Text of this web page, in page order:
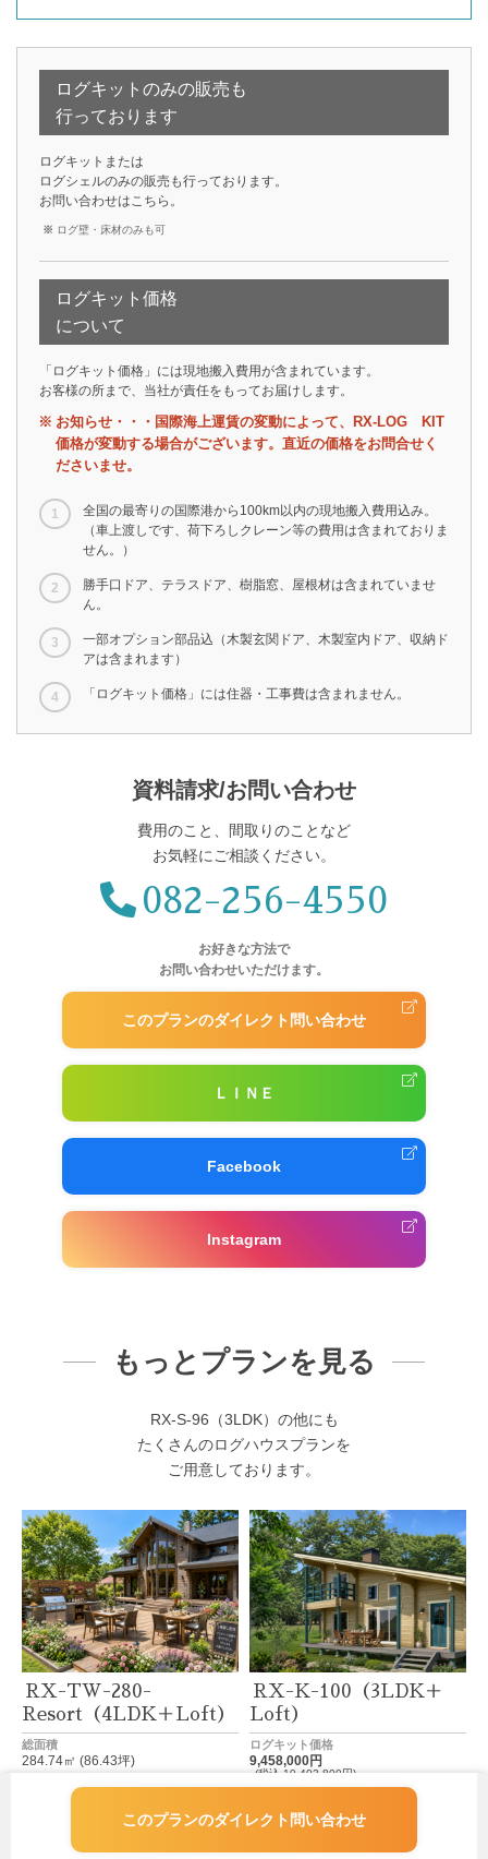
ログキットのみの販売も
行っております
ログキットまたは
ログシェルのみの販売も行っております。
お問い合わせは こちら 。
ログ壁・床材のみも可
ログキット価格
について
「ログキット価格」には現地搬入費用が含まれています。
お客様の所まで、当社が責任をもってお届けします。
お知らせ・・・国際海上運賃の変動によって、RX-LOG KIT
価格が変動する場合がございます。直近の価格をお問合せく
ださいませ。
全国の最寄りの国際港から100km以内の現地搬入費用込み。
（車上渡しです、荷下ろしクレーン等の費用は含まれておりま
せん。）
勝手口ドア、テラスドア、樹脂窓、屋根材は含まれていませ
ん。
一部オプション部品込（木製玄関ドア、木製室内ドア、収納ド
アは含まれます）
「ログキット価格」には住器・工事費は含まれません。
資料請求/お問い合わせ
費用のこと、間取りのことなど
お気軽にご相談ください。
082-256-4550
お好きな方法で
お問い合わせいただけます。
このプランのダイレクト問い合わせ
ＬＩＮＥ
Facebook
Instagram
もっとプランを見る
RX-S-96（3LDK）の他にも
たくさんのログハウスプランを
ご用意しております。
RX-TW-280-
Resort（4LDK＋Loft）
総面積
284.74㎡ (86.43坪)
RX-K-100（3LDK＋
Loft）
ログキット価格
9,458,000円
(税込 10,403,800円)
123.44㎡ (37.34坪)
このプランのダイレクト問い合わせ